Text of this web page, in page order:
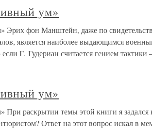
ум»
Эрих фон Манштейн, даже по
является наиболее выдающимся
Г. Гудериан считается гением тактики
ум»
раскрытии темы этой книги я задался
Ответ на этот вопрос искал в